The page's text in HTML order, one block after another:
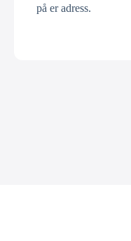
på er adress.